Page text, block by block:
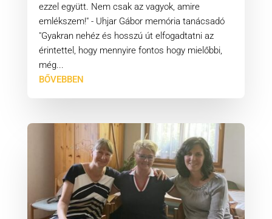
ezzel együtt. Nem csak az vagyok, amire
emlékszem!" - Uhjar Gábor memória tanácsadó
"Gyakran nehéz és hosszú út elfogadtatni az
érintettel, hogy mennyire fontos hogy mielőbbi,
még...
BŐVEBBEN